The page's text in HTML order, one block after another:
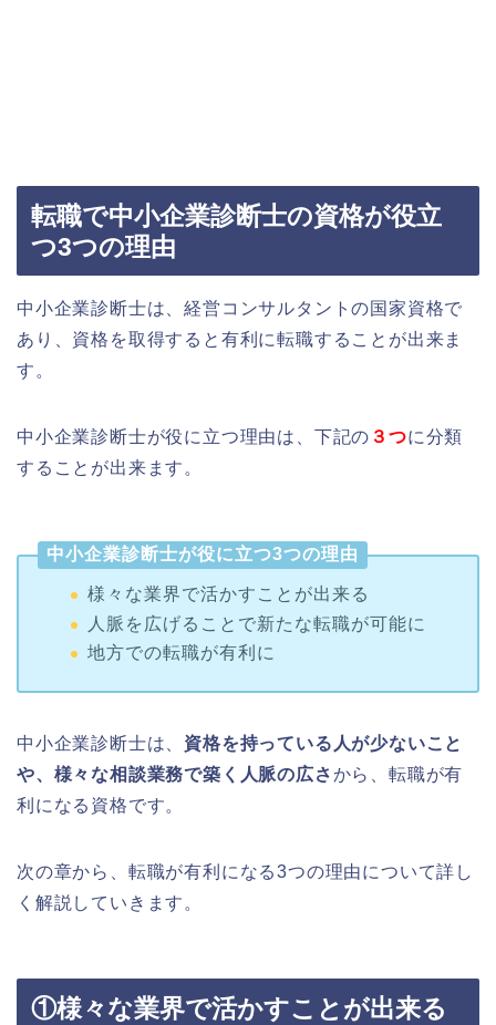
転職で中小企業診断士の資格が役立
つ3つの理由
中小企業診断士は、経営コンサルタントの国家資格で
あり、資格を取得すると有利に転職することが出来ま
す。
中小企業診断士が役に立つ理由は、下記の ３つに分類
することが出来ます。
中小企業診断士が役に立つ3つの理由
様々な業界で活かすことが出来る
人脈を広げることで新たな転職が可能に
地方での転職が有利に
中小企業診断士は、 資格を持っている人が少ないこと
や、様々な相談業務で築く人脈の広さから、転職が有
利になる資格です。
次の章から、転職が有利になる3つの理由について詳し
く解説していきます。
①様々な業界で活かすことが出来る